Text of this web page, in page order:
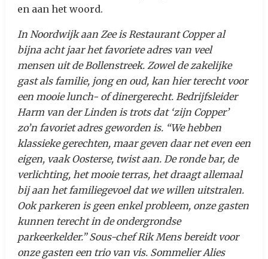
en aan het woord.
In Noordwijk aan Zee is Restaurant Copper al
bijna acht jaar het favoriete adres van veel
mensen uit de Bollenstreek. Zowel de zakelijke
gast als familie, jong en oud, kan hier terecht voor
een mooie lunch- of dinergerecht. Bedrijfsleider
Harm van der Linden is trots dat ‘zijn Copper’
zo’n favoriet adres geworden is. “We hebben
klassieke gerechten, maar geven daar net even een
eigen, vaak Oosterse, twist aan. De ronde bar, de
verlichting, het mooie terras, het draagt allemaal
bij aan het familiegevoel dat we willen uitstralen.
Ook parkeren is geen enkel probleem, onze gasten
kunnen terecht in de ondergrondse
parkeerkelder.” Sous-chef Rik Mens bereidt voor
onze gasten een trio van vis. Sommelier Alies